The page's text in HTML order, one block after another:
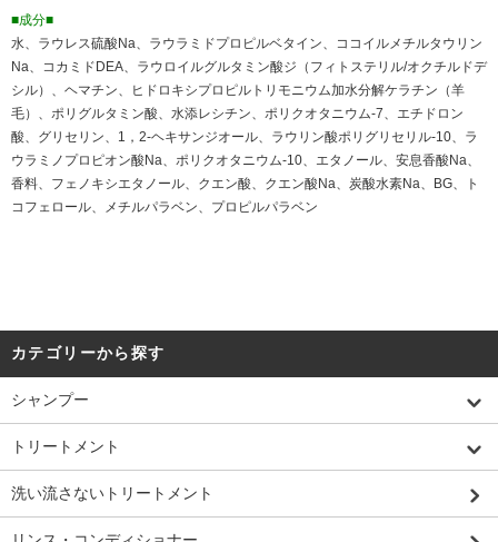
■成分■
水、ラウレス硫酸Na、ラウラミドプロピルベタイン、ココイルメチルタウリン
Na、コカミドDEA、ラウロイルグルタミン酸ジ（フィトステリル/オクチルドデ
シル）、ヘマチン、ヒドロキシプロピルトリモニウム加水分解ケラチン（羊
毛）、ポリグルタミン酸、水添レシチン、ポリクオタニウム-7、エチドロン
酸、グリセリン、1，2-ヘキサンジオール、ラウリン酸ポリグリセリル-10、ラ
ウラミノプロピオン酸Na、ポリクオタニウム-10、エタノール、安息香酸Na、
香料、フェノキシエタノール、クエン酸、クエン酸Na、炭酸水素Na、BG、ト
コフェロール、メチルパラベン、プロピルパラベン
カテゴリーから探す
シャンプー
トリートメント
洗い流さないトリートメント